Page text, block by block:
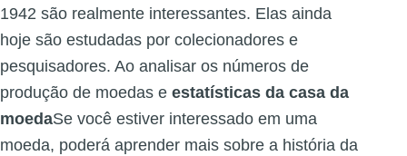
1942 são realmente interessantes. Elas ainda
hoje são estudadas por colecionadores e
pesquisadores. Ao analisar os números de
produção de moedas e estatísticas da casa da
moedaSe você estiver interessado em uma
moeda, poderá aprender mais sobre a história da